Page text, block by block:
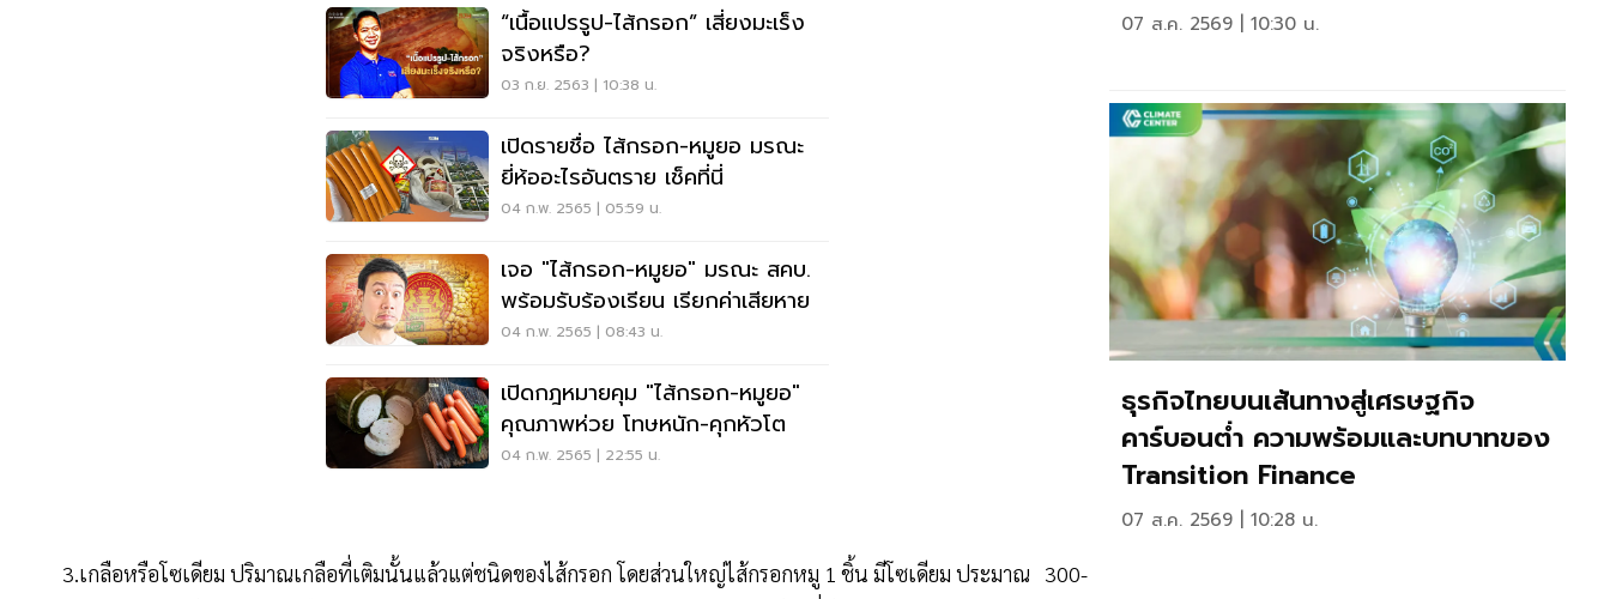
“เนื้อแปรรูป-ไส้กรอก” เสี่ยงมะเร็ง
จริงหรือ?
03 ก.ย. 2563 | 10:38 น.
เปิดรายชื่อ ไส้กรอก-หมูยอ มรณะ
ยี่ห้ออะไรอันตราย เช็คที่นี่
04 ก.พ. 2565 | 05:59 น.
เจอ "ไส้กรอก-หมูยอ" มรณะ สคบ.
พร้อมรับร้องเรียน เรียกค่าเสียหาย
04 ก.พ. 2565 | 08:43 น.
เปิดกฎหมายคุม "ไส้กรอก-หมูยอ"
คุณภาพห่วย โทษหนัก-คุกหัวโต
04 ก.พ. 2565 | 22:55 น.
3.เกลือหรือโซเดียม ปริมาณเกลือที่เติมนั้นแล้วแต่ชนิดของไส้กรอก โดยส่วนใหญ่ไส้กรอกหมู 1 ชิ้น มีโซเดียม ประมาณ 300-
07 ส.ค. 2569 | 10:30 น.
ธุรกิจไทยบนเส้นทางสู่เศรษฐกิจ
คาร์บอนตํ่า ความพร้อมและบทบาทของ
Transition Finance
07 ส.ค. 2569 | 10:28 น.